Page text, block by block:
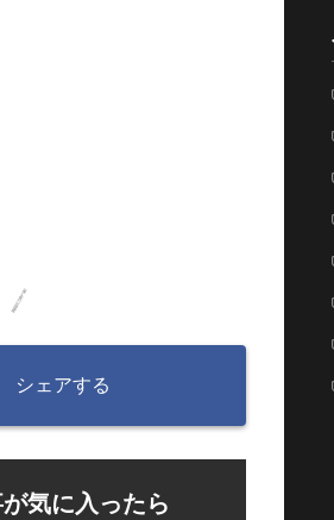
シェアする
気に入ったら